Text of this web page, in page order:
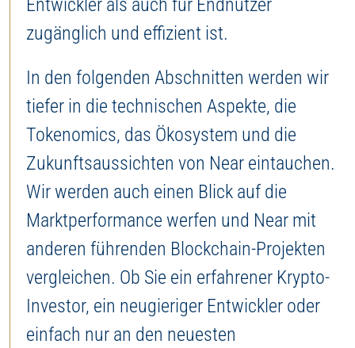
Entwickler als auch für Endnutzer
zugänglich und effizient ist.
In den folgenden Abschnitten werden wir
tiefer in die technischen Aspekte, die
Tokenomics, das Ökosystem und die
Zukunftsaussichten von Near eintauchen.
Wir werden auch einen Blick auf die
Marktperformance werfen und Near mit
anderen führenden Blockchain-Projekten
vergleichen. Ob Sie ein erfahrener Krypto-
Investor, ein neugieriger Entwickler oder
einfach nur an den neuesten